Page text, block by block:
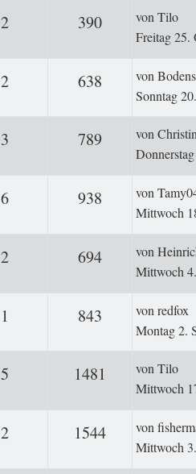
2Antworten 390Zugriffe
Letzter
vonTilo
Freitag 25.
2Antworten 638 ZugriffeLetzter
von
Sonntag
3 789 Zugriffe
Letzter
von
6Antworten 938 Zugriffe
Letzter
von
Mittwoch
2Antworten 694ZugriffeLetzter
von
Mittwoch
1 843 Zugriffe
Letzter
vonredfox
Montag 2.
5 Antworten1481 Zugriffe
Letzter
vonTilo
Mittwoch
2Antworten1544Zugriffe
Letzter
von
Mittwoch